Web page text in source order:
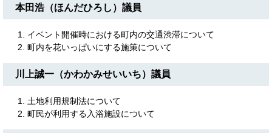
本田浩（ほんだひろし）議員
イベント開催時における町内の交通渋滞について
町内を花いっぱいにする施策について
川上誠一（かわかみせいいち）議員
土地利用規制法について
町民が利用する入浴施設について